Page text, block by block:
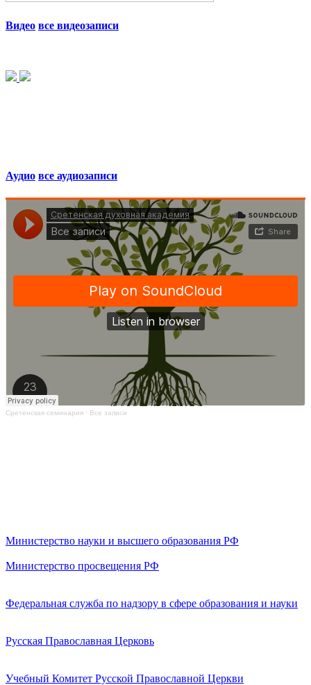
Видео все видеозаписи
Аудио все аудиозаписи
Сретенская семинария · Все записи
Министерство науки и высшего образования РФ
Министерство просвещения РФ
Федеральная служба по надзору в сфере образования и науки
Русская Православная Церковь
Учебный Комитет Русской Православной Церкви